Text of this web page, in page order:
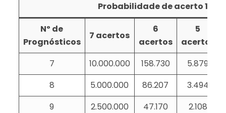
Probabilidade de acerto 1: em
Nº de
Prognósticos
7 acertos
6
acertos
5
acertos
7
10.000.000 158.730
5.879
8
5.000.000 86.207
3.494
9
2.500.000 47.170
2.108